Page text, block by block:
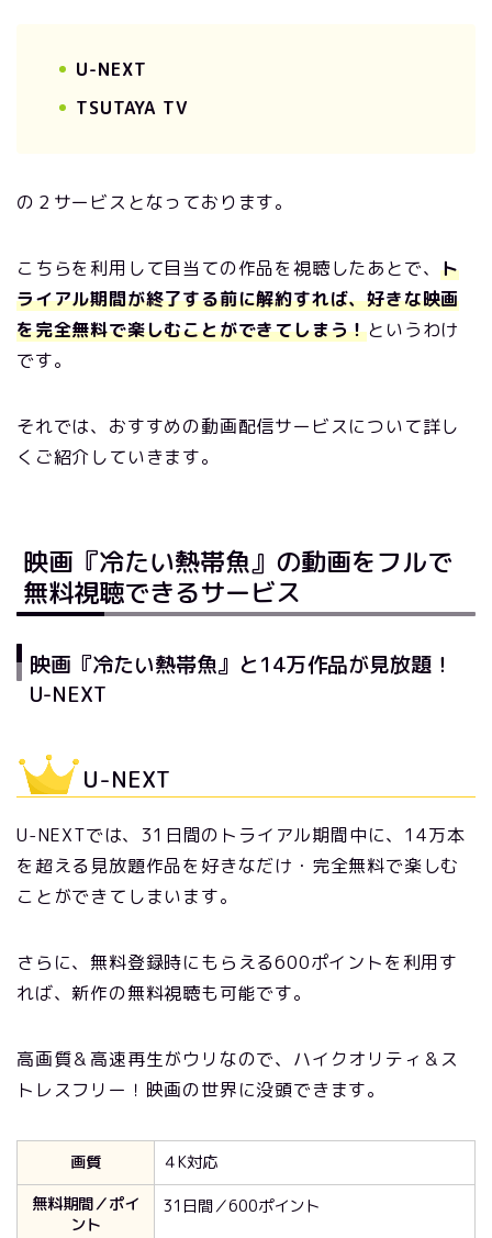
U-NEXT
TSUTAYA TV
の２サービスとなっております。
こちらを利用して目当ての作品を視聴したあとで、ト
ライアル期間が終了する前に解約すれば、好きな映画
を完全無料で楽しむことができてしまう！というわけ
です。
それでは、おすすめの動画配信サービスについて詳し
くご紹介していきます。
映画『冷たい熱帯魚』の動画をフルで
無料視聴できるサービス
映画『冷たい熱帯魚』と14万作品が見放題！
U-NEXT
U-NEXT
U-NEXTでは、31日間のトライアル期間中に、14万本
を超える見放題作品を好きなだけ・完全無料で楽しむ
ことができてしまいます。
さらに、無料登録時にもらえる600ポイントを利用す
れば、新作の無料視聴も可能です。
高画質＆高速再生がウリなので、ハイクオリティ＆ス
トレスフリー！映画の世界に没頭できます。
画質
４K対応
無料期間／ポイ
ント
31日間／600ポイント